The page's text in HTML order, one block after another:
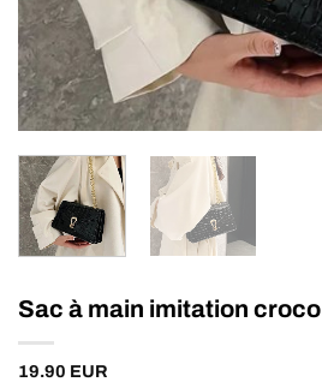
Sac à main imitation croco
19.90 EUR